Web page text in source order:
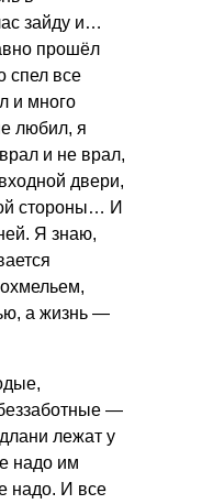
зайду и…
прошёл
спел все
и много
любил, я
и не врал,
двери,
стороны… И
Я знаю,
а жизнь —
—
лежат у
надо им
надо. И все